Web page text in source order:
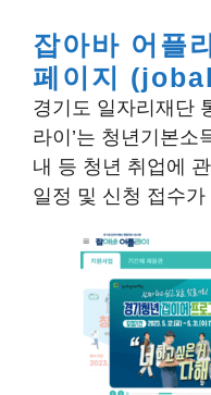
잡아바 어플
페이지
경기도 일자리재단
라이’는 청년기본
내 등 청년 취업에
일정 및 신청 접수